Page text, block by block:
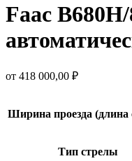
Faac
от 418 000,00 ₽
Ширина проезда (длина
Тип стрелы